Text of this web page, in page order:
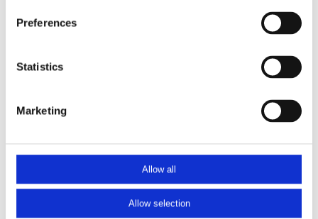
Preferences
Statistics
Marketing
Allow all
Allow selection
Beton met vooraf aangebrachte bevestigingspunten, oftewel
Tegels: bouten en moeren
Stalen balken (HEA’s, UNP’s e.d.): bouten en moeren
Baksteen(metselwerk): pluggen, houtdraadbouten en